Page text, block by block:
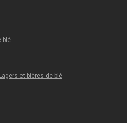
blé
et bières de blé